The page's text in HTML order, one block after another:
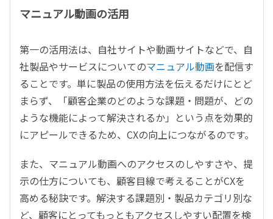
マニュアル動画の活用
第一の活用法は、自社サイトや動画サイトなどで、自
社製品やサービスについてのマニュアル動画を配信す
ることです。単に製品の使用方法を伝えるだけにとど
まらず、「顧客企業のどのような課題・問題が、どの
ような機能によって解決されるか」という点を効果的
にアピールできるため、CXの向上につながるのです。
また、マニュアル動画へのアクセスのしやすさや、提
示の仕方についても、顧客目線で考えることがCXを
高める秘訣です。解決する課題別・製品カテゴリ別な
ど、顧客にとってもっともアクセスしやすい配置を検